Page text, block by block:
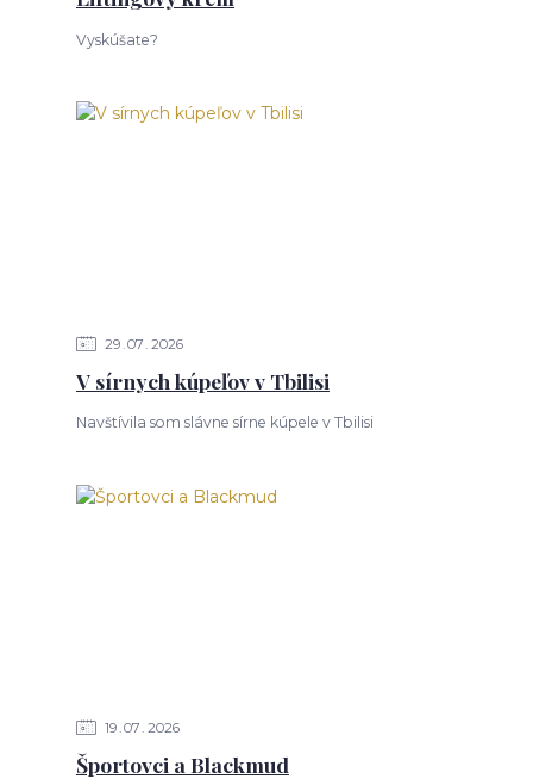
Vyskúšate?
29 07 2026
V sírnych kúpeľov v Tbilisi
Navštívila som slávne sírne kúpele v Tbilisi
19 07 2026
Športovci a Blackmud